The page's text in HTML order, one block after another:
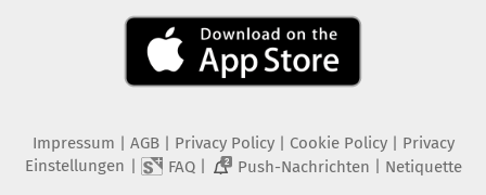
Impressum | AGB | Privacy Policy| Cookie Policy| Privacy
Einstellungen | FAQ| 2 Push-Nachrichten | Netiquette